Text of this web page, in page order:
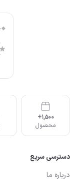
1,500+
محصول
دسترسی سریع
درباره ما